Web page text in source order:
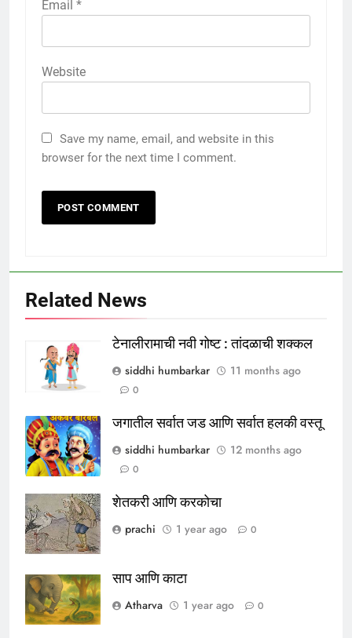
Email *
Website
Save my name, email, and website in this
browser for the next time I comment.
Related News
टेनालीरामाची नवी गोष्ट : तांदळाची शक्कल
siddhi humbarkar
11 months ago
0
जगातील सर्वात जड आणि सर्वात हलकी वस्तू
siddhi humbarkar
12 months ago
0
शेतकरी आणि करकोचा
prachi
1 year ago 0
साप आणि काटा
Atharva
1 year ago 0